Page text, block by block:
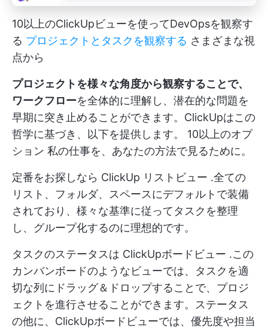
10以上のClickUpビューを使ってDevOpsを観察す
る プロジェクトとタスクを観察する さまざまな視
点から
プロジェクトを様々な角度から観察することで、
ワークフローを全体的に理解し、潜在的な問題を
早期に突き止めることができます。ClickUpはこの
哲学に基づき、以下を提供します。 10以上のオプ
ション 私の仕事を、あなたの方法で見るために。
定番をお探しなら ClickUp リストビュー .全ての
リスト、フォルダ、スペースにデフォルトで装備
されており、様々な基準に従ってタスクを整理
し、グループ化するのに理想的です。
タスクのステータスは ClickUpボードビュー .この
カンバンボードのようなビューでは、タスクを適
切な列にドラッグ＆ドロップすることで、プロジ
ェクトを進行させることができます。ステータス
の他に、ClickUpボードビューでは、優先度や担当